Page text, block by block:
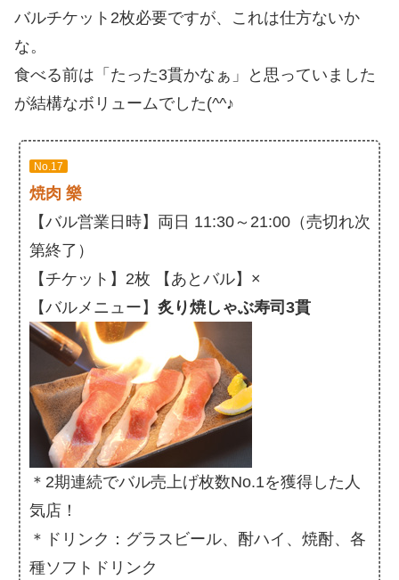
バルチケット2枚必要ですが、これは仕方ないか
な。
食べる前は「たった3貫かなぁ」と思っていました
が結構なボリュームでした(^^♪
No.17
焼肉 樂
【バル営業日時】両日 11:30～21:00（売切れ次
第終了）
【チケット】2枚 【あとバル】×
【バルメニュー】 炙り焼しゃぶ寿司3貫
＊2期連続でバル売上げ枚数No.1を獲得した人
気店！
＊ドリンク：グラスビール、酎ハイ、焼酎、各
種ソフトドリンク